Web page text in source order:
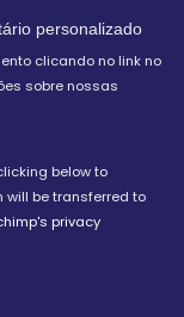
Conteúdo publicitário personalizado
clicando no link no
sobre nossas
below to
will be transferred to
privacy